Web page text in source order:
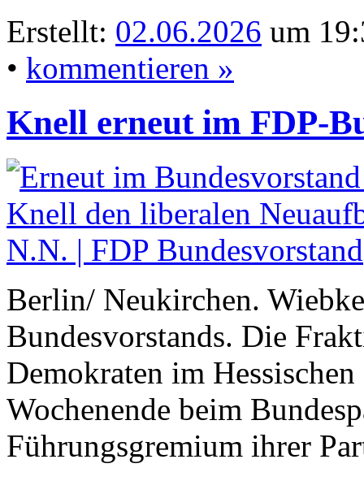
Erstellt: 02.06.2026 um
• kommentieren »
Knell erneut im FDP-
Berlin/ Neukirchen.
Bundesvorstands. Die
Demokraten im
Wochenende beim
Führungsgremium ihrer